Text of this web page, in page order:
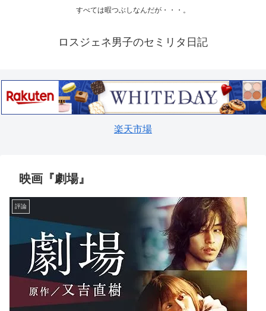
すべては暇つぶしなんだが・・・。
ロスジェネ男子のセミリタ日記
楽天市場
映画『劇場』
評論